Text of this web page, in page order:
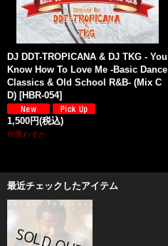
DJ DDT-TROPICANA & DJ TKG - You
Know How To Love Me -Basic Dance
Classics & Old School R&B- (Mix C
D) [HBR-054]
1,500円(税込)
在庫わずか
最近チェックしたアイテム